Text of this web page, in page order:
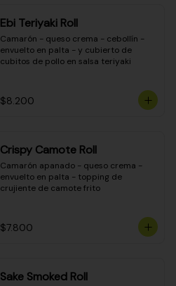
Ebi Teriyaki Roll
Camarón - queso crema - cebollín -
envuelto en palta - y cubierto de
cubitos de pollo en salsa teriyaki
$8.200
Crispy Camote Roll
Camarón apanado - queso crema -
envuelto en palta - topping de
crujiente de camote frito
$7.800
Sake Smoked Roll